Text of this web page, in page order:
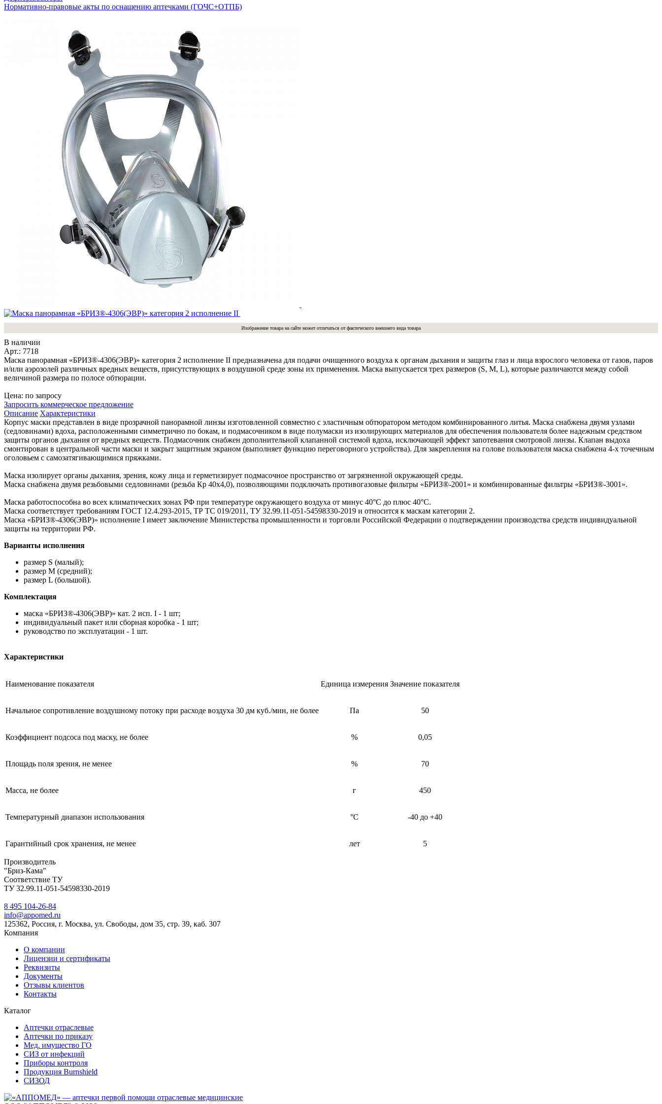
Нормативно-правовые акты по оснащению аптечками (ГОЧС+ОТПБ)
Изображение товара на сайте может отличаться от фактического внешнего вида товара
В наличии
Арт.: 7718
Маска панорамная «БРИЗ®-4306(ЭВР)» категория 2 исполнение II предназначена для подачи очищенного воздуха к органам дыхания и защиты глаз и лица взрослого человека от газов, паров
и/или аэрозолей различных вредных веществ, присутствующих в воздушной среде зоны их применения. Маска выпускается трех размеров (S, M, L), которые различаются между собой
величиной размера по полосе обтюрации.
Цена: по запросу
Запросить коммерческое предложение
Описание Характеристики
Корпус маски представлен в виде прозрачной панорамной линзы изготовленной совместно с эластичным обтюратором методом комбинированного литья. Маска снабжена двумя узлами
(седловинами) вдоха, расположенными симметрично по бокам, и подмасочником в виде полумаски из изолирующих материалов для обеспечения пользователя более надежным средством
защиты органов дыхания от вредных веществ. Подмасочник снабжен дополнительной клапанной системой вдоха, исключающей эффект запотевания смотровой линзы. Клапан выдоха
смонтирован в центральной части маски и закрыт защитным экраном (выполняет функцию переговорного устройства). Для закрепления на голове пользователя маска снабжена 4-х точечным
оголовьем с самозатягивающимися пряжками.
Маска изолирует органы дыхания, зрения, кожу лица и герметизирует подмасочное пространство от загрязненной окружающей среды.
Маска снабжена двумя резьбовыми седловинами (резьба Кр 40х4,0), позволяющими подключать противогазовые фильтры «БРИЗ®-2001» и комбинированные фильтры «БРИЗ®-3001».
Маска работоспособна во всех климатических зонах РФ при температуре окружающего воздуха от минус 40°С до плюс 40°С.
Маска соответствует требованиям ГОСТ 12.4.293-2015, ТР ТС 019/2011, ТУ 32.99.11-051-54598330-2019 и относится к маскам категории 2.
Маска «БРИЗ®-4306(ЭВР)» исполнение I имеет заключение Министерства промышленности и торговли Российской Федерации о подтверждении производства средств индивидуальной
защиты на территории РФ.
Варианты исполнения
размер S (малый);
размер M (средний);
размер L (большой).
Комплектация
маска «БРИЗ®-4306(ЭВР)» кат. 2 исп. I - 1 шт;
индивидуальный пакет или сборная коробка - 1 шт;
руководство по эксплуатации - 1 шт.
Характеристики
Наименование показателя Единица измерения Значение показателя
Начальное сопротивление воздушному потоку при расходе воздуха 30 дм куб./мин, не более Па 50
Коэффициент подсоса под маску, не более % 0,05
Площадь поля зрения, не менее % 70
Масса, не более г 450
Температурный диапазон использования °C -40 до +40
Гарантийный срок хранения, не менее лет 5
Производитель
"Бриз-Кама"
Соответствие ТУ
ТУ 32.99.11-051-54598330-2019
8 495 104-26-84
info@appomed.ru
125362, Россия, г. Москва, ул. Свободы, дом 35, стр. 39, каб. 307
Компания
О компании
Лицензии и сертификаты
Реквизиты
Документы
Отзывы клиентов
Контакты
Каталог
Аптечки отраслевые
Аптечки по приказу
Мед. имущество ГО
СИЗ от инфекций
Приборы контроля
Продукция Burnshield
СИЗОД